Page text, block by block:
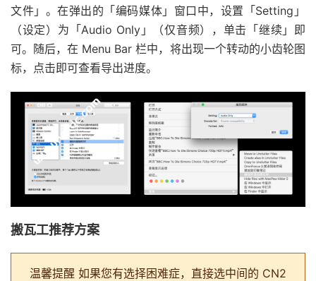
文件」。在弹出的「编码媒体」窗口中，设置「Setting」
（设定）为「Audio Only」（仅音频），单击「继续」即
可。随后，在 Menu Bar 栏中，将出现一个转动的小齿轮图
标，点击即可查看导出进度。
搬瓦工推荐方案
温馨提醒 如果您有选择困难症，直接选中间的 CN2